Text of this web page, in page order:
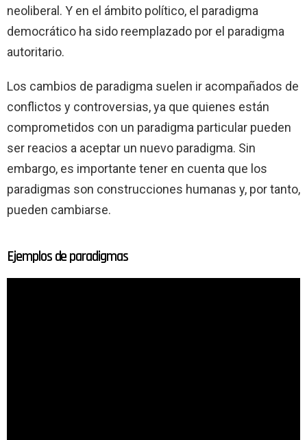
neoliberal. Y en el ámbito político, el paradigma
democrático ha sido reemplazado por el paradigma
autoritario.
Los cambios de paradigma suelen ir acompañados de
conflictos y controversias, ya que quienes están
comprometidos con un paradigma particular pueden
ser reacios a aceptar un nuevo paradigma. Sin
embargo, es importante tener en cuenta que los
paradigmas son construcciones humanas y, por tanto,
pueden cambiarse.
Ejemplos de paradigmas